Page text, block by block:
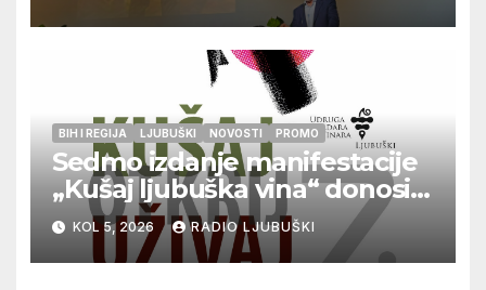
BIH I REGIJA LJUBUŠKI NOVOSTI PROMO
Sedmo izdanje manifestacije
„Kušaj ljubuška vina“ donosi
vrhunska vina, gastronomiju i
glazbu
KOL 5, 2026 RADIO LJUBUŠKI